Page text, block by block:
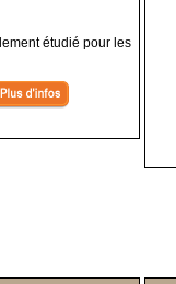
étudié pour les